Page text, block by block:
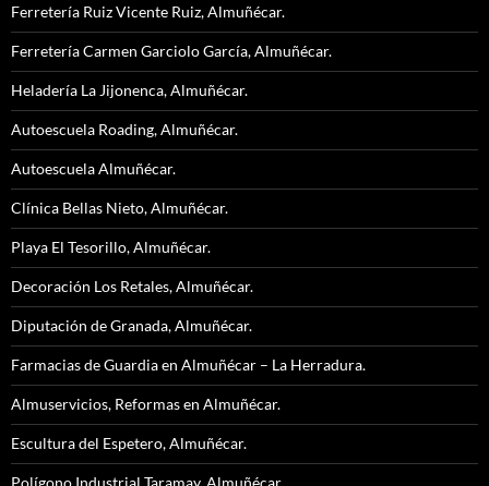
Ferretería Ruiz Vicente Ruiz, Almuñécar.
Ferretería Carmen Garciolo García, Almuñécar.
Heladería La Jijonenca, Almuñécar.
Autoescuela Roading, Almuñécar.
Autoescuela Almuñécar.
Clínica Bellas Nieto, Almuñécar.
Playa El Tesorillo, Almuñécar.
Decoración Los Retales, Almuñécar.
Diputación de Granada, Almuñécar.
Farmacias de Guardia en Almuñécar – La Herradura.
Almuservicios, Reformas en Almuñécar.
Escultura del Espetero, Almuñécar.
Polígono Industrial Taramay, Almuñécar.